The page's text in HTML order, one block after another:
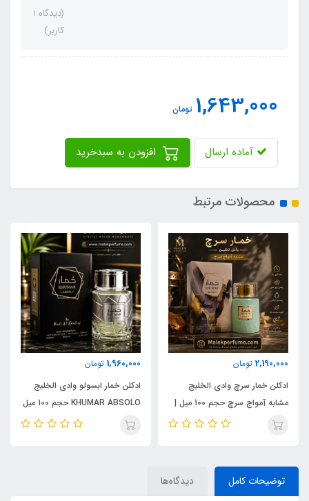
(دیدگاه 1
کاربر)
1,643,000 تومان
آماده ارسال
محصولات مرتبط
2,190,000 تومان
ادکلن خمار سرچ وادی الخلیج
مشابه آمواج سرچ حجم 100 میل |
KHUMAR Search Eau de
1,960,000 تومان
ادکلن خمار ابسولو وادی الخلیج
KHUMAR ABSOLO حجم 100 میل
| مشابه اورجینال ایو سن لورن مای
توضیحات کامل دیدگاه‌ها